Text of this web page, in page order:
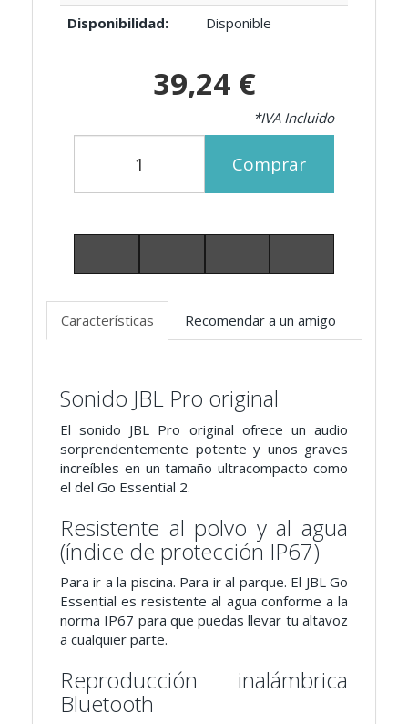
Disponibilidad:
Disponible
39,24 €
*IVA Incluido
Comprar
Características Recomendar a un amigo
Sonido JBL Pro original
El sonido JBL Pro original ofrece un audio
sorprendentemente potente y unos graves
increíbles en un tamaño ultracompacto como
el del Go Essential 2.
Resistente al polvo y al agua
(índice de protección IP67)
Para ir a la piscina. Para ir al parque. El JBL Go
Essential es resistente al agua conforme a la
norma IP67 para que puedas llevar tu altavoz
a cualquier parte.
Reproducción inalámbrica
Bluetooth